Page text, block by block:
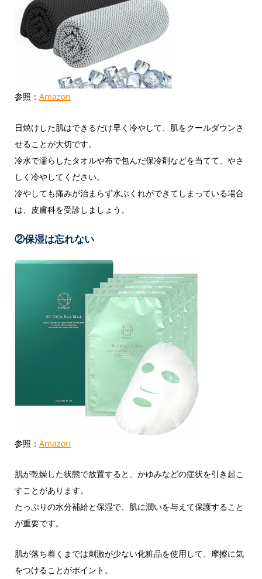
参照： Amazon
日焼けした肌はできるだけ早く冷やして、肌をクールダウンさ
せることが大切です。
冷水で濡らしたタオルや布で包んだ保冷剤などを当てて、やさ
しく冷やしてください。
冷やしても痛みが治まらず水ぶくれができてしまっている場合
は、皮膚科を受診しましょう。
②保湿は忘れない
参照： Amazon
肌が乾燥した状態で放置すると、かゆみなどの症状を引き起こ
すことがあります。
たっぷりの水分補給と保湿で、肌に潤いを与えて保護すること
が重要です。
肌が落ち着くまでは刺激が少ない化粧品を使用して、摩擦に気
をつけることがポイント。